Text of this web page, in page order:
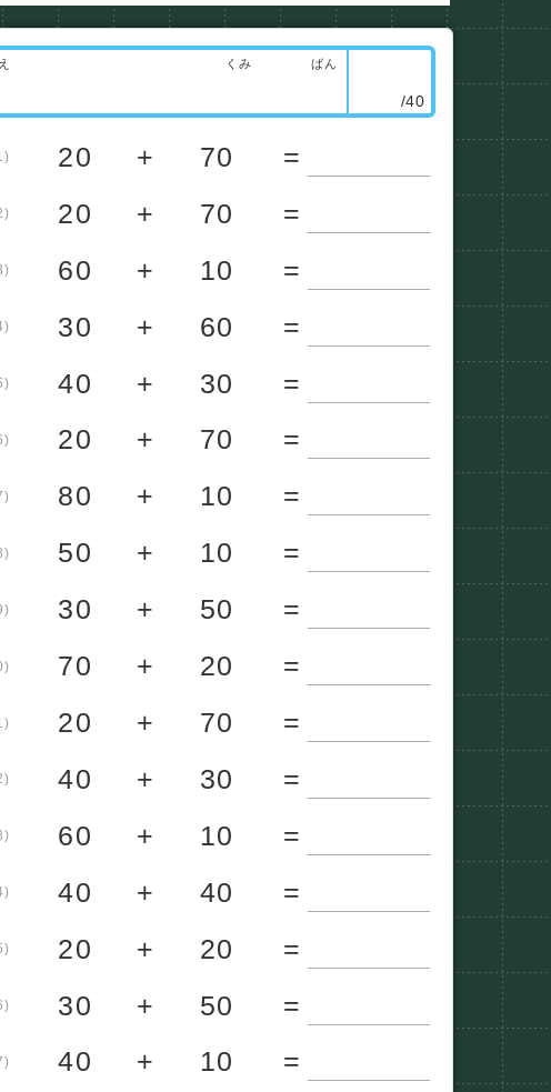
くみ ばん
/40
20 + 70 =
20 + 70 =
60 + 10 =
30 + 60 =
40 + 30 =
20 + 70 =
80 + 10 =
50 + 10 =
30 + 50 =
70 + 20 =
20 + 70 =
40 + 30 =
60 + 10 =
40 + 40 =
20 + 20 =
30 + 50 =
40 + 10 =